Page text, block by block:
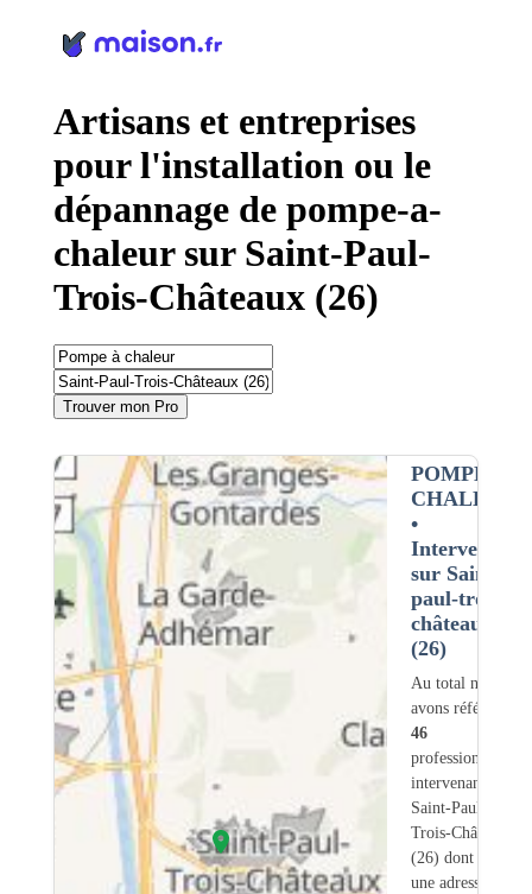
Artisans et entreprises
pour l'installation ou le
dépannage de pompe-a-
chaleur sur Saint-Paul-
Trois-Châteaux (26)
Trouver mon Pro
POMPE À
CHALEUR
•
Intervention
sur Saint-
paul-trois-
châteaux
(26)
Au total nous
avons référencé
46
professionnels
intervenant sur
Saint-Paul-
Trois-Châteaux
(26) dont
une adresse